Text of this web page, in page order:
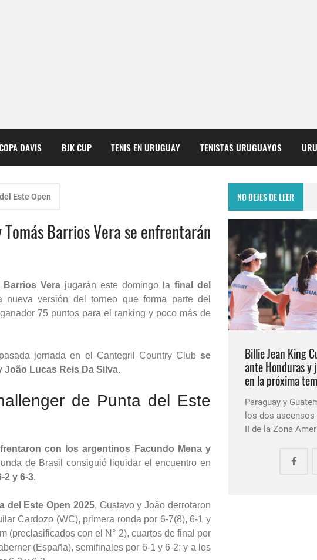
DAVIS BJK CUP TENIS EN URUGUAY TENISTAS URUGUAYOS
Este Open
Barrios Vera se enfrentarán
Barrios Vera jugarán este domingo lafinal del
versión del torneo que forma parte del
75 puntos para el ranking y poco más de
jornada en el Cantegril Country Clubse
Lucas Reis Da Silva.
de Punta del Este
con los argentinos Facundo Mena y
de Brasil consiguió liquidar el encuentro en
2 y 6-3.
del Este Open 2025, Gustavo y João derrotaron
Cardozo (WC), primera ronda por 6-7(8), 6-1 y
(preclasificados con el N° 2), cuartos de final por
(España), semifinales por 6-1 y 6-2; y a los
NO DEJES DE LEER
Billie Jean King
ante Honduras y
en la próxima
Paraguay y
los dos ascensos
II de la Zona